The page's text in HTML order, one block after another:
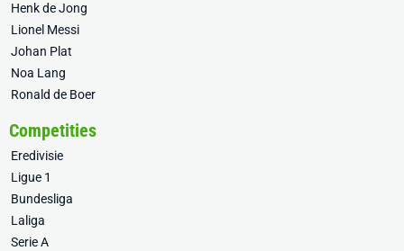
Henk de Jong
Lionel Messi
Johan Plat
Noa Lang
Ronald de Boer
Competities
Eredivisie
Ligue 1
Bundesliga
Laliga
Serie A